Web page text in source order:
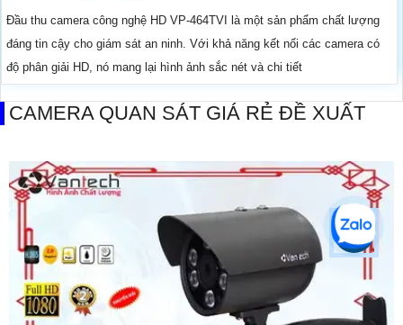
Đầu thu camera công nghệ HD VP-464TVI là một sản phẩm chất lượng
đáng tin cậy cho giám sát an ninh. Với khả năng kết nối các camera có
độ phân giải HD, nó mang lại hình ảnh sắc nét và chi tiết
CAMERA QUAN SÁT GIÁ RẺ ĐỀ XUẤT